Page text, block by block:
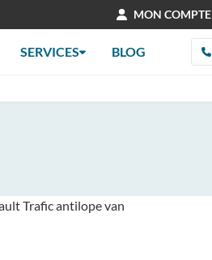
MON COMPTE
SERVICES BLOG